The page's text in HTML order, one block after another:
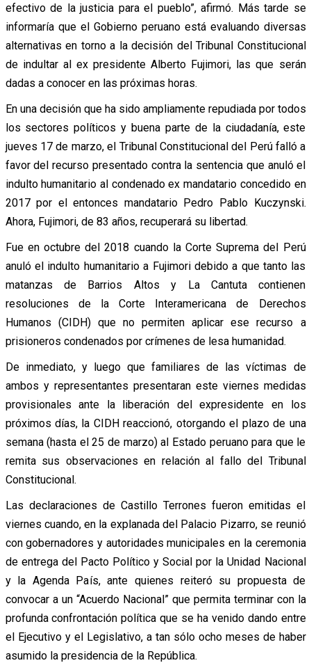
efectivo de la justicia para el pueblo”, afirmó. Más tarde se
informaría que el Gobierno peruano está evaluando diversas
alternativas en torno a la decisión del Tribunal Constitucional
de indultar al ex presidente Alberto Fujimori, las que serán
dadas a conocer en las próximas horas.
En una decisión que ha sido ampliamente repudiada por todos
los sectores políticos y buena parte de la ciudadanía, este
jueves 17 de marzo, el Tribunal Constitucional del Perú falló a
favor del recurso presentado contra la sentencia que anuló el
indulto humanitario al condenado ex mandatario concedido en
2017 por el entonces mandatario Pedro Pablo Kuczynski.
Ahora, Fujimori, de 83 años, recuperará su libertad.
Fue en octubre del 2018 cuando la Corte Suprema del Perú
anuló el indulto humanitario a Fujimori debido a que tanto las
matanzas de Barrios Altos y La Cantuta contienen
resoluciones de la Corte Interamericana de Derechos
Humanos (CIDH) que no permiten aplicar ese recurso a
prisioneros condenados por crímenes de lesa humanidad.
De inmediato, y luego que familiares de las víctimas de
ambos y representantes presentaran este viernes medidas
provisionales ante la liberación del expresidente en los
próximos días, la CIDH reaccionó, otorgando el plazo de una
semana (hasta el 25 de marzo) al Estado peruano para que le
remita sus observaciones en relación al fallo del Tribunal
Constitucional.
Las declaraciones de Castillo Terrones fueron emitidas el
viernes cuando, en la explanada del Palacio Pizarro, se reunió
con gobernadores y autoridades municipales en la ceremonia
de entrega del Pacto Político y Social por la Unidad Nacional
y la Agenda País, ante quienes reiteró su propuesta de
convocar a un “Acuerdo Nacional” que permita terminar con la
profunda confrontación política que se ha venido dando entre
el Ejecutivo y el Legislativo, a tan sólo ocho meses de haber
asumido la presidencia de la República.